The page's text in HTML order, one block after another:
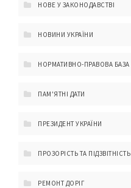
НОВЕ У ЗАКОНОДАВСТВІ
НОВИНИ УКРАЇНИ
НОРМАТИВНО-ПРАВОВА БАЗА
ПАМ'ЯТНІ ДАТИ
ПРЕЗИДЕНТ УКРАЇНИ
ПРОЗОРІСТЬ ТА ПІДЗВІТНІСТЬ
РЕМОНТ ДОРІГ